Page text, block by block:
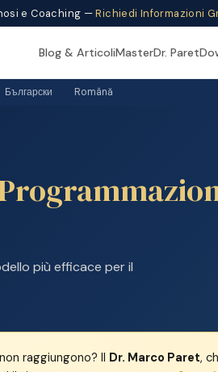
e Coaching —Richiedi Informazioni
Blog & ArticoliMasterDr. Paret
Български · Română
più efficace per il
raggiungono? Il Dr. Marco Paret,